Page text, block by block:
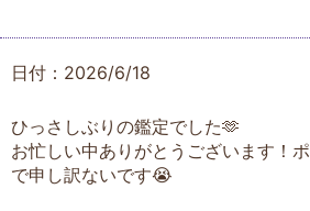
日付：2026/6/18
ひっさしぶりの鑑定でした🫶
お忙しい中ありがとうございます！
で申し訳ないです😭